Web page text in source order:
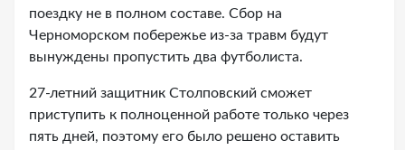
поездку не в полном составе. Сбор на
Черноморском побережье из-за травм будут
вынуждены пропустить два футболиста.
27-летний защитник Столповский сможет
приступить к полноценной работе только через
пять дней, поэтому его было решено оставить